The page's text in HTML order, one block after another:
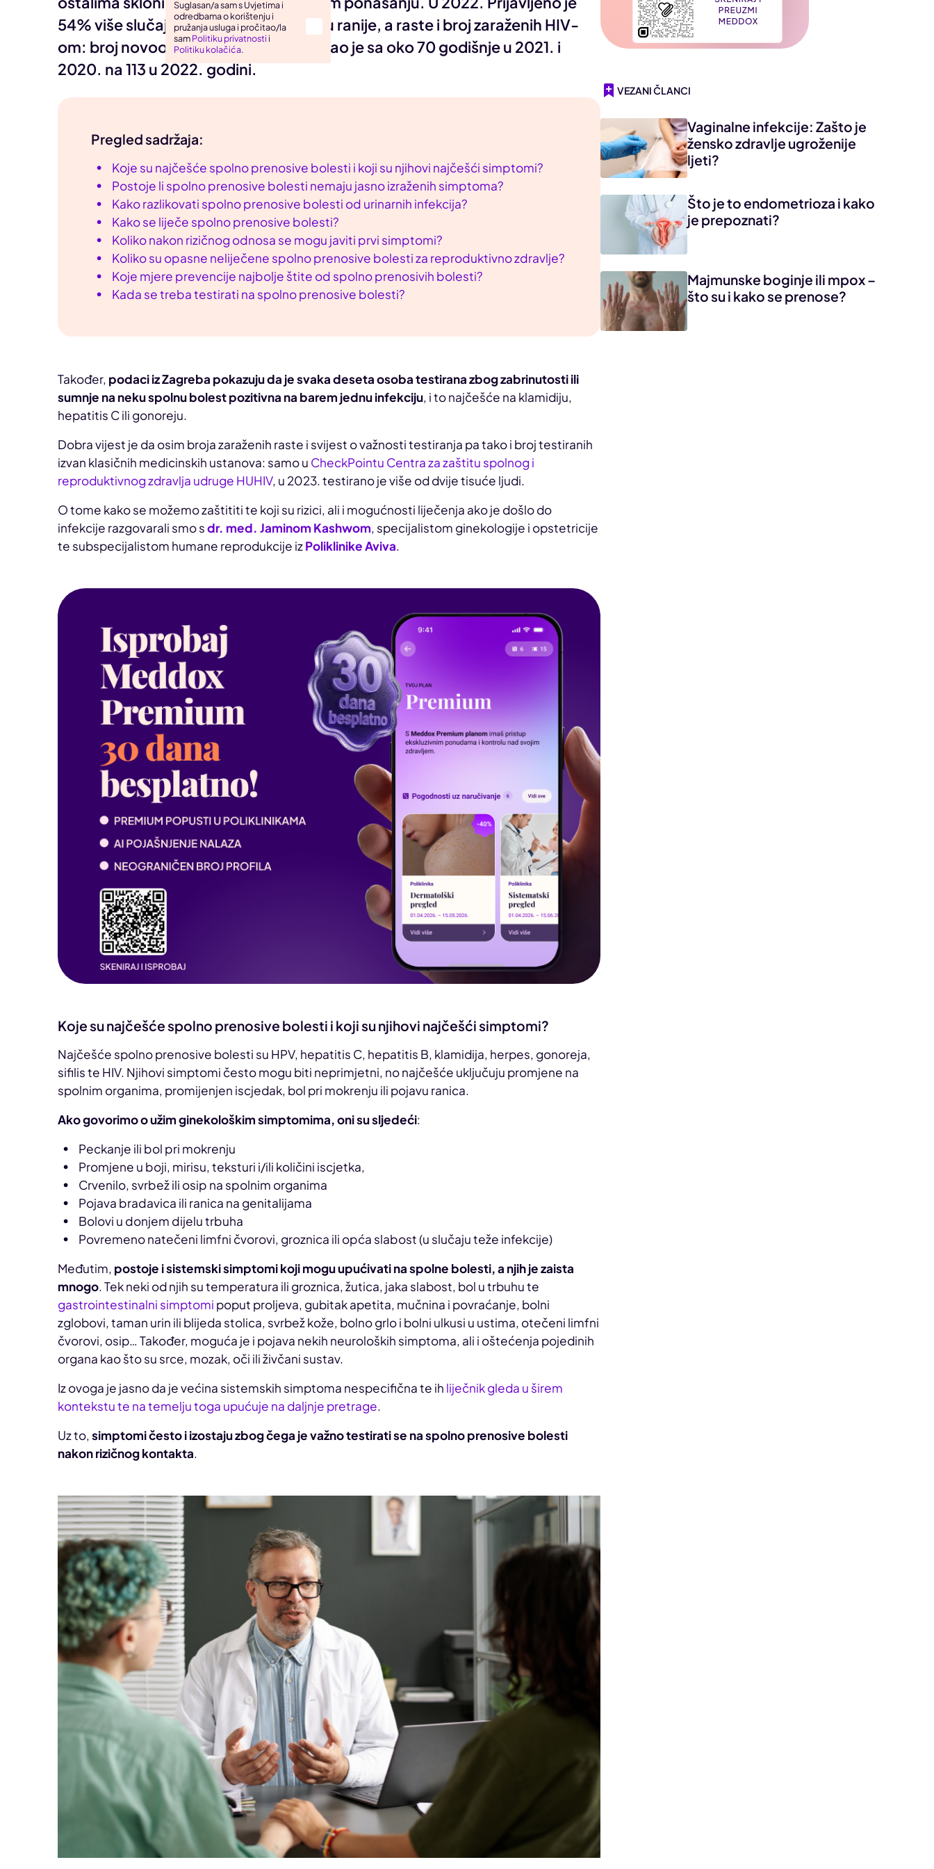
Uho, grlo, nos
Zarazne bolesti
Suglasan/a sam s Uvjetima i
odredbama o korištenju i
pružanja usluga i pročitao/la
samPolitiku privatnosti i
Politiku kolačića.
54% više slučajeva sifilisa nego godinu ranije, a raste i broj zaraženih HIV-
om: broj novootkrivenih zaraza porastao je sa oko 70 godišnje u 2021. i
2020. na 113 u 2022. godini.
Pregled sadržaja:
Koje su najčešće spolno prenosive bolesti i koji su njihovi najčešći simptomi?
Postoje li spolno prenosive bolesti nemaju jasno izraženih simptoma?
Kako razlikovati spolno prenosive bolesti od urinarnih infekcija?
Kako se liječe spolno prenosive bolesti?
Koliko nakon rizičnog odnosa se mogu javiti prvi simptomi?
Koliko su opasne neliječene spolno prenosive bolesti za reproduktivno zdravlje?
Koje mjere prevencije najbolje štite od spolno prenosivih bolesti?
Kada se treba testirati na spolno prenosive bolesti?
Također, podaci iz Zagreba pokazuju da je svaka deseta osoba testirana zbog zabrinutosti ili
sumnje na neku spolnu bolest pozitivna na barem jednu infekciju, i to najčešće na klamidiju,
hepatitis C ili gonoreju.
Dobra vijest je da osim broja zaraženih raste i svijest o važnosti testiranja pa tako i broj testiranih
izvan klasičnih medicinskih ustanova: samo u CheckPointu Centra za zaštitu spolnog i
reproduktivnog zdravlja udruge HUHIV, u 2023. testirano je više od dvije tisuće ljudi.
O tome kako se možemo zaštititi te koji su rizici, ali i mogućnosti liječenja ako je došlo do
infekcije razgovarali smo sdr. med. Jaminom Kashwom, specijalistom ginekologije i opstetricije
te subspecijalistom humane reprodukcije izPoliklinike Aviva.
Koje su najčešće spolno prenosive bolesti i koji su njihovi najčešći simptomi?
Najčešće spolno prenosive bolesti su HPV, hepatitis C, hepatitis B, klamidija, herpes, gonoreja,
sifilis te HIV. Njihovi simptomi često mogu biti neprimjetni, no najčešće uključuju promjene na
spolnim organima, promijenjen iscjedak, bol pri mokrenju ili pojavu ranica.
Ako govorimo o užim ginekološkim simptomima, oni su sljedeći:
Peckanje ili bol pri mokrenju
Promjene u boji, mirisu, teksturi i/ili količini iscjetka,
Crvenilo, svrbež ili osip na spolnim organima
Pojava bradavica ili ranica na genitalijama
Bolovi u donjem dijelu trbuha
Povremeno natečeni limfni čvorovi, groznica ili opća slabost (u slučaju teže infekcije)
Međutim, postoje i sistemski simptomi koji mogu upućivati na spolne bolesti, a njih je zaista
mnogo. Tek neki od njih su temperatura ili groznica, žutica, jaka slabost, bol u trbuhu te
gastrointestinalni simptomi poput proljeva, gubitak apetita, mučnina i povraćanje, bolni
zglobovi, taman urin ili blijeda stolica, svrbež kože, bolno grlo i bolni ulkusi u ustima, otečeni limfni
čvorovi, osip… Također, moguća je i pojava nekih neuroloških simptoma, ali i oštećenja pojedinih
organa kao što su srce, mozak, oči ili živčani sustav.
Iz ovoga je jasno da je većina sistemskih simptoma nespecifična te ih liječnik gleda u širem
kontekstu te na temelju toga upućuje na daljnje pretrage.
Uz to,simptomi često i izostaju zbog čega je važno testirati se na spolno prenosive bolesti
nakon rizičnog kontakta.
VEZANI ČLANCI
Vaginalne infekcije: Zašto je
žensko zdravlje ugroženije
ljeti?
Što je to endometrioza i kako
je prepoznati?
Majmunske boginje ili mpox –
što su i kako se prenose?